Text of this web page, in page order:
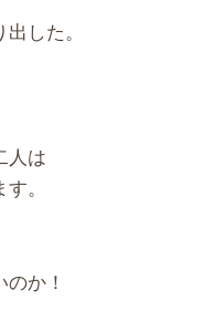
した。
人は
。
か！